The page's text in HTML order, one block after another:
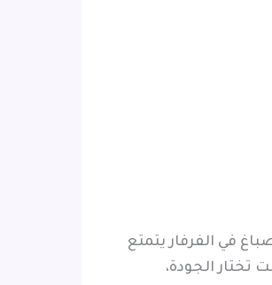
في الفرفار يتمتع
تختار الجودة،